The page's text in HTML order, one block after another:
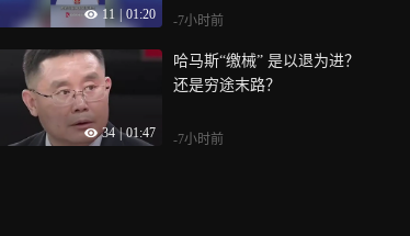
11 01:20 -7小时前
34 | 01:47
哈马斯“缴械” 是以退为进？
还是穷途末路？
-7小时前